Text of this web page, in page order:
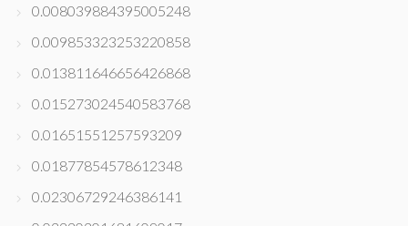
0.008039884395005248
0.009853323253220858
0.013811646656426868
0.015273024540583768
0.01651551257593209
0.01877854578612348
0.02306729246386141